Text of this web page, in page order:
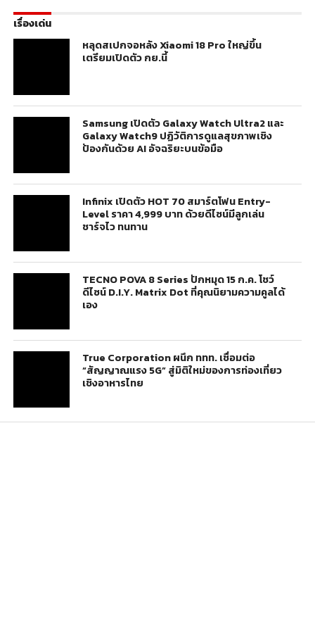
เรื่องเด่น
หลุดสเปกจอหลัง Xiaomi 18 Pro ใหญ่ขึ้น
เตรียมเปิดตัว กย.นี้
Samsung เปิดตัว Galaxy Watch Ultra2 และ
Galaxy Watch9 ปฏิวัติการดูแลสุขภาพเชิง
ป้องกันด้วย AI อัจฉริยะบนข้อมือ
Infinix เปิดตัว HOT 70 สมาร์ตโฟน Entry-
Level ราคา 4,999 บาท ด้วยดีไซน์มีลูกเล่น
ชาร์จไว ทนทาน
TECNO POVA 8 Series ปักหมุด 15 ก.ค. โชว์
ดีไซน์ D.I.Y. Matrix Dot ที่คุณนิยามความคูลได้
เอง
True Corporation ผนึก ททท. เชื่อมต่อ
“สัญญาณแรง 5G” สู่มิติใหม่ของการท่องเที่ยว
เชิงอาหารไทย